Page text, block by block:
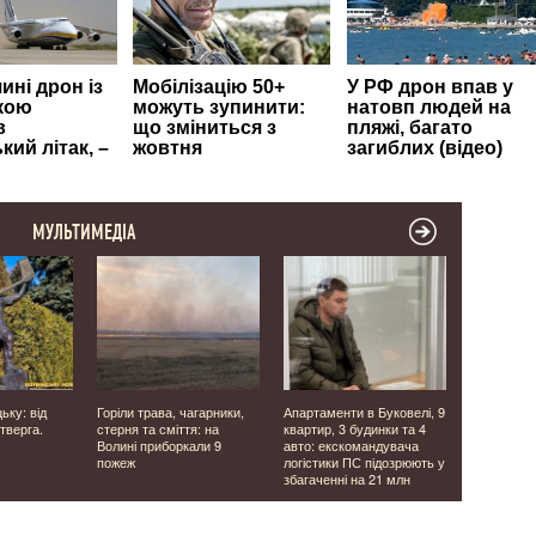
МУЛЬТИМЕДІА
від
Горіли трава, чагарники,
стерня та сміття: на
Волині приборкали 9
пожеж
Апартаменти в Буковелі, 9
квартир, 3 будинки та 4
авто: екскомандувача
логістики ПС підозрюють у
збагаченні на 21 млн